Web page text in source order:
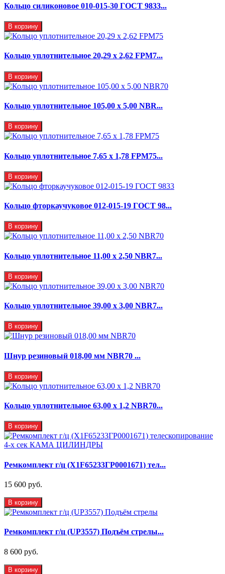
Кольцо силиконовое 010-015-30 ГОСТ 9833...
В корзину
Кольцо уплотнительное 20,29 x 2,62 FPM7...
В корзину
Кольцо уплотнительное 105,00 х 5,00 NBR...
В корзину
Кольцо уплотнительное 7,65 x 1,78 FPM75...
В корзину
Кольцо фторкаучуковое 012-015-19 ГОСТ 98...
В корзину
Кольцо уплотнительное 11,00 х 2,50 NBR7...
В корзину
Кольцо уплотнительное 39,00 х 3,00 NBR7...
В корзину
Шнур резиновый 018,00 мм NBR70 ...
В корзину
Кольцо уплотнительное 63,00 х 1,2 NBR70...
В корзину
Ремкомплект г/ц (X1F65233ГР0001671) тел...
15 600 руб.
В корзину
Ремкомплект г/ц (UP3557) Подъём стрелы...
8 600 руб.
В корзину